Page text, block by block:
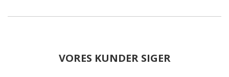
VORES KUNDER SIGER